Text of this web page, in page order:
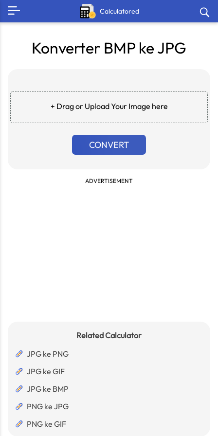
Calculatored
Konverter BMP ke JPG
+ Drag or Upload Your Image here
CONVERT
ADVERTISEMENT
Related Calculator
JPG ke PNG
JPG ke GIF
JPG ke BMP
PNG ke JPG
PNG ke GIF